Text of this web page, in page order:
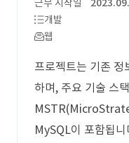
근무 시작일
개발
웹
프로젝트는 기존 정
하며, 주요 기술 스
MySQL이 포함됩